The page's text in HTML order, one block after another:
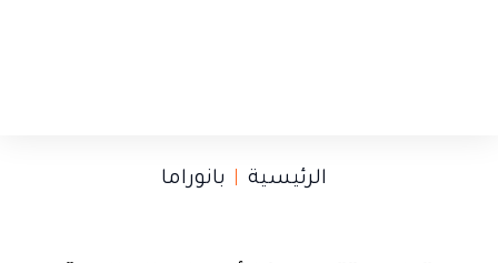
الرئيسية بانوراما